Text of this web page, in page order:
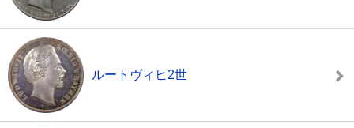
ルートヴィヒ2世